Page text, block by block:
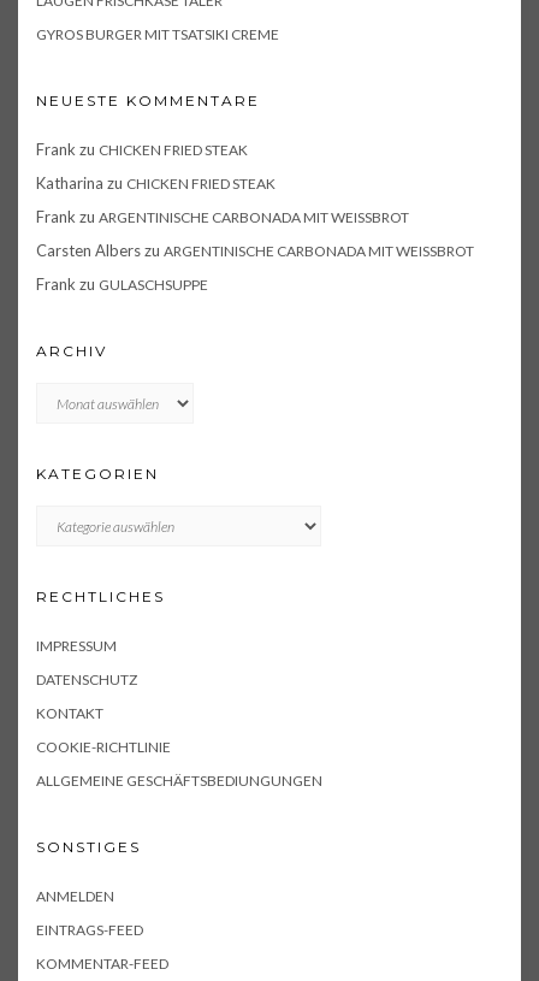
GYROS BURGER MIT TSATSIKI CREME
NEUESTE KOMMENTARE
Frankzu CHICKEN FRIED STEAK
Katharina zu CHICKEN FRIED STEAK
Frankzu ARGENTINISCHE CARBONADA MIT WEISSBROT
Carsten Alberszu ARGENTINISCHE CARBONADA MIT WEISSBROT
Frankzu GULASCHSUPPE
ARCHIV
KATEGORIEN
RECHTLICHES
IMPRESSUM
DATENSCHUTZ
KONTAKT
COOKIE-RICHTLINIE
ALLGEMEINE GESCHÄFTSBEDIUNGUNGEN
SONSTIGES
ANMELDEN
EINTRAGS-FEED
KOMMENTAR-FEED